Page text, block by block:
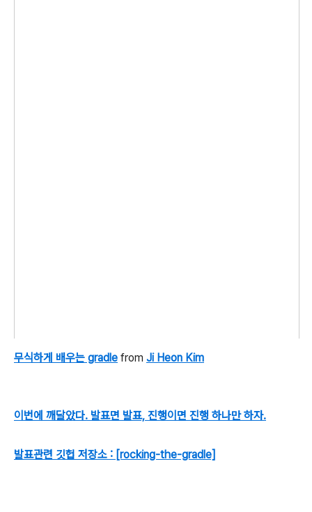
무식하게 배우는 gradle from Ji Heon Kim
이번에 깨달았다. 발표면 발표, 진행이면 진행 하나만 하자.
발표관련 깃헙 저장소 : [rocking-the-gradle]